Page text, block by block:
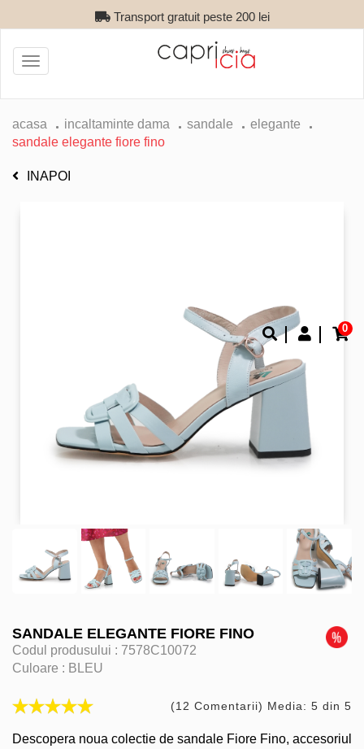
Transport gratuit peste 200 lei
0
Toggle
navigation
acasa incaltaminte dama sandale
elegante
sandale elegante fiore fino
INAPOI
SANDALE ELEGANTE FIORE FINO
Codul produsului : 7578C10072
Culoare : BLEU
(12 Comentarii) Media: 5 din 5
Descopera noua colectie de sandale Fiore Fino, accesoriul